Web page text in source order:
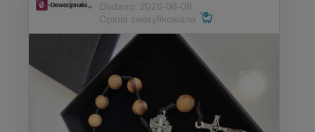
Dodano: 2026-08-08
Opinia zweryfikowana